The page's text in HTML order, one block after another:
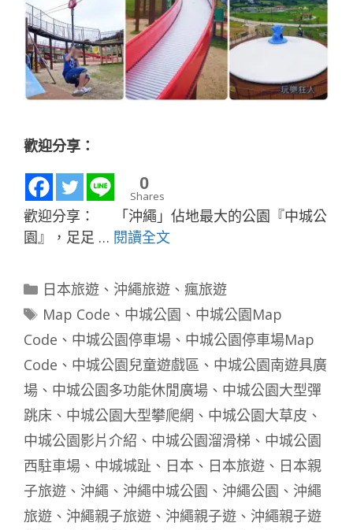
歡迎分享：
0
Shares
歡迎分享： 「沖繩」佔地最大的公園『中城公
園』，足足 … 閱讀全文
分
類
日本旅遊、 沖繩旅遊、 瘋旅遊
標
籤
Map Code 、 中城公園 、 中城公園Map
Code 、 中城公園停車場 、 中城公園停車場Map
Code 、 中城公園兒童遊戲區 、 中城公園南遊具廣
場 、 中城公園多功能休閒廣場 、 中城公園大型彈
跳床 、 中城公園大型攀爬網 、 中城公園大草皮 、
中城公園影片介紹 、 中城公園溜滑梯 、 中城公園
西駐車場 、 中城城趾 、 日本 、 日本旅遊 、 日本親
子旅遊 、 沖繩 、 沖繩中城公園 、 沖繩公園 、 沖繩
旅遊 、 沖繩親子旅遊 、 沖繩親子遊 、 沖繩親子遊